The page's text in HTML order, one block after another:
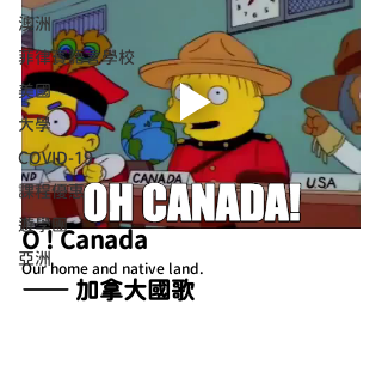
澳洲
菲律賓語言學校
美國
大學
COVID-19
課程優惠
遊學團
亞洲
O ! Canada
Our home and native land.
—— 加拿大國歌